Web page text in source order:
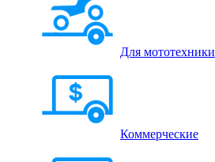
Для мототехники
Коммерческие